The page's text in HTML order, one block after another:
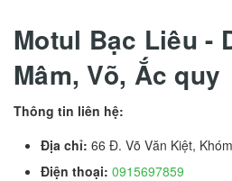
Motul Bạc Liêu -
Mâm, Võ, Ắc quy
Thông tin liên hệ:
Địa chỉ: 66 Đ. Võ Văn Kiệt,
Điện thoại: 0915697859